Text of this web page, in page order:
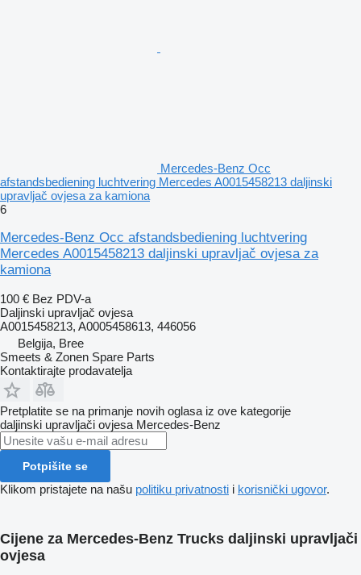
Mercedes-Benz Occ
afstandsbediening luchtvering Mercedes A0015458213 daljinski
upravljač ovjesa za kamiona
6
Mercedes-Benz Occ afstandsbediening luchtvering
Mercedes A0015458213 daljinski upravljač ovjesa za
kamiona
100 € Bez PDV-a
Daljinski upravljač ovjesa
A0015458213, A0005458613, 446056
Belgija, Bree
Smeets & Zonen Spare Parts
Kontaktirajte prodavatelja
Pretplatite se na primanje novih oglasa iz ove kategorije
daljinski upravljači ovjesa Mercedes-Benz
Potpišite se
Klikom pristajete na našu politiku privatnosti i korisnički ugovor.
Cijene za Mercedes-Benz Trucks daljinski upravljači
ovjesa